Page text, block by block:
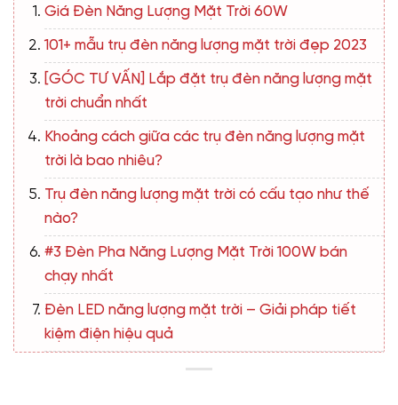
Giá Đèn Năng Lượng Mặt Trời 60W
101+ mẫu trụ đèn năng lượng mặt trời đẹp 2023
[GÓC TƯ VẤN] Lắp đặt trụ đèn năng lượng mặt
trời chuẩn nhất
Khoảng cách giữa các trụ đèn năng lượng mặt
trời là bao nhiêu?
Trụ đèn năng lượng mặt trời có cấu tạo như thế
nào?
#3 Đèn Pha Năng Lượng Mặt Trời 100W bán
chạy nhất
Đèn LED năng lượng mặt trời – Giải pháp tiết
kiệm điện hiệu quả